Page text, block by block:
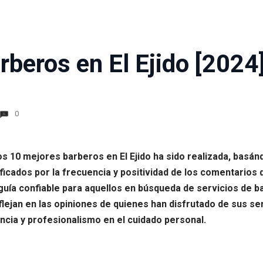
en El Ejido
0
10 mejores barberos en El Ejido ha sido realizada,
por la frecuencia y positividad de los comentarios
confiable para aquellos en búsqueda de servicios de
en las opiniones de quienes han disfrutado de sus
y profesionalismo en el cuidado personal.